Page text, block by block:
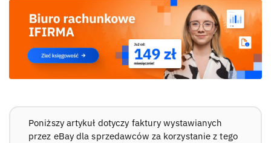
Poniższy artykuł dotyczy faktury wystawianych
przez eBay dla sprzedawców za korzystanie z tego